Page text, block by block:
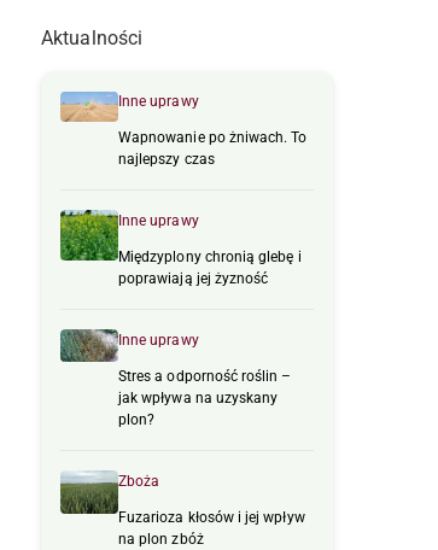
Aktualności
Inne uprawy
Wapnowanie po żniwach. To
najlepszy czas
Inne uprawy
Międzyplony chronią glebę i
poprawiają jej żyzność
Inne uprawy
Stres a odporność roślin –
jak wpływa na uzyskany
plon?
Zboża
Fuzarioza kłosów i jej wpływ
na plon zbóż